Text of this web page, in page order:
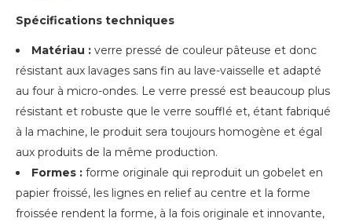
Spécifications techniques
Matériau : verre pressé de couleur pâteuse et donc
résistant aux lavages sans fin au lave-vaisselle et adapté
au four à micro-ondes. Le verre pressé est beaucoup plus
résistant et robuste que le verre soufflé et, étant fabriqué
à la machine, le produit sera toujours homogène et égal
aux produits de la même production.
Formes : forme originale qui reproduit un gobelet en
papier froissé, les lignes en relief au centre et la forme
froissée rendent la forme, à la fois originale et innovante,